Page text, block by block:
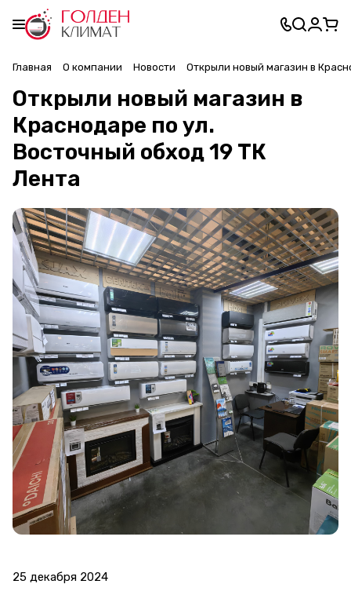
Главная О компании Новости Открыли новый магазин в
Открыли новый магазин в
Краснодаре по ул.
Восточный обход 19 ТК
Лента
25 декабря 2024